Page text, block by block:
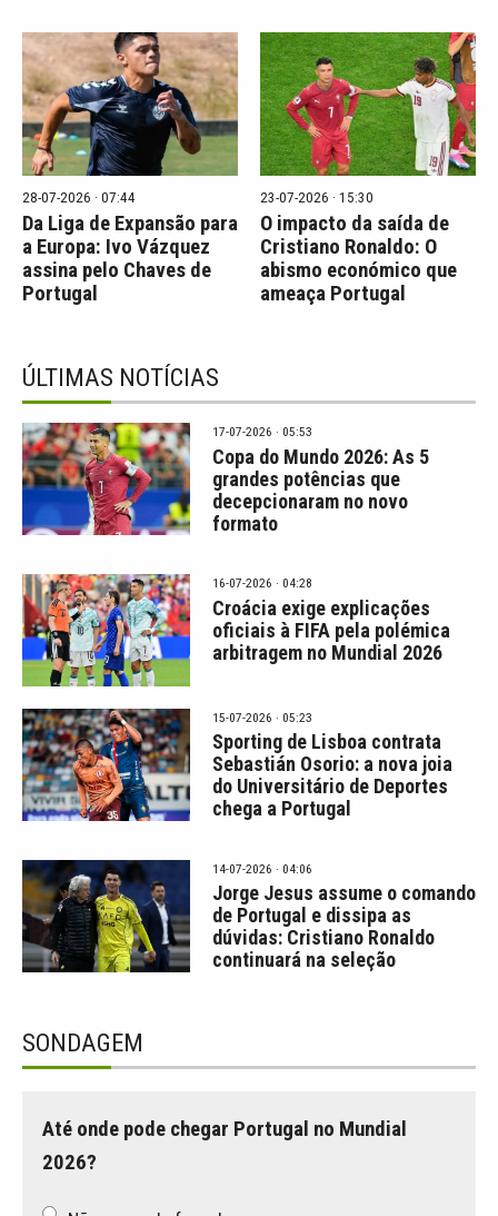
28-07-2026 · 07:44
Da Liga de Expansão para
a Europa: Ivo Vázquez
assina pelo Chaves de
Portugal
23-07-2026 · 15:30
O impacto da saída de
Cristiano Ronaldo: O
abismo económico que
ameaça Portugal
ÚLTIMAS NOTÍCIAS
17-07-2026 · 05:53
Copa do Mundo 2026: As 5
grandes potências que
decepcionaram no novo
formato
16-07-2026 · 04:28
Croácia exige explicações
oficiais à FIFA pela polémica
arbitragem no Mundial 2026
15-07-2026 · 05:23
Sporting de Lisboa contrata
Sebastián Osorio: a nova joia
do Universitário de Deportes
chega a Portugal
14-07-2026 · 04:06
Jorge Jesus assume o comando
de Portugal e dissipa as
dúvidas: Cristiano Ronaldo
continuará na seleção
SONDAGEM
Até onde pode chegar Portugal no Mundial
2026?